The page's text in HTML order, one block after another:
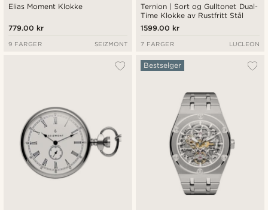
Elias Moment Klokke
779.00 kr
9 FARGER SEIZMONT
Ternion | Sort og Gulltonet Dual-
Time Klokke av Rustfritt Stål
1599.00 kr
7 FARGER LUCLEON
Bestselger